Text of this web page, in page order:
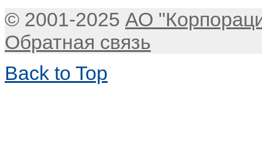
© 2001-2025 АО
Обратная связь
Back to Top